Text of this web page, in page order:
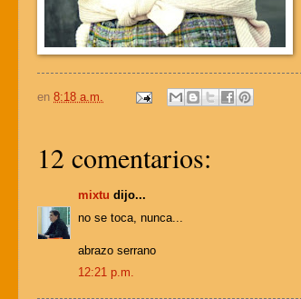
en 8:18 a.m.
12 comentarios:
mixtu dijo...
no se toca, nunca...
abrazo serrano
12:21 p.m.